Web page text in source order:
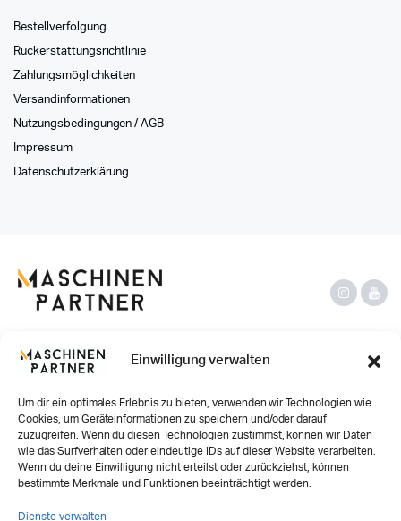
Einwilligung verwalten
Um dir ein optimales Erlebnis zu bieten, verwenden wir Technologien wie
Cookies, um Geräteinformationen zu speichern und/oder darauf
zuzugreifen. Wenn du diesen Technologien zustimmst, können wir Daten
wie das Surfverhalten oder eindeutige IDs auf dieser Website verarbeiten.
Wenn du deine Einwilligung nicht erteilst oder zurückziehst, können
bestimmte Merkmale und Funktionen beeinträchtigt werden.
Dienste verwalten
Bestellverfolgung
Rückerstattungsrichtlinie
Zahlungsmöglichkeiten
Versandinformationen
Nutzungsbedingungen / AGB
Impressum
Datenschutzerklärung
Widerrufsrecht •